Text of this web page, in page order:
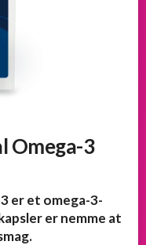
Omega-3
er et omega-3-
er nemme at